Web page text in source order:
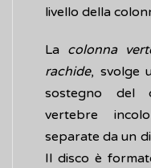
livello della
La colonna
rachide, svolge
sostegno del
vertebre
separate da un
Il disco è